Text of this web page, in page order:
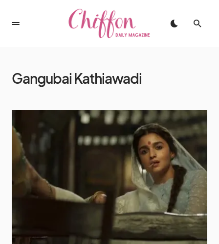
Gangubai Kathiawadi